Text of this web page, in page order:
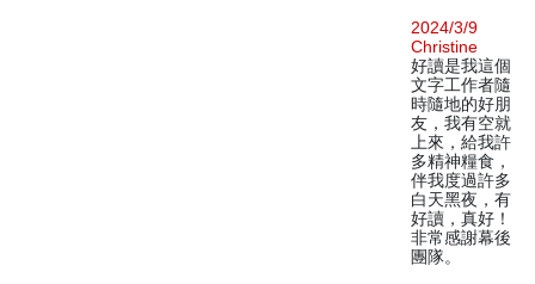
2024/3/9
Christine
好讀是我這個
文字工作者隨
時隨地的好朋
友，我有空就
上來，給我許
多精神糧食，
伴我度過許多
白天黑夜，有
好讀，真好！
非常感謝幕後
團隊。